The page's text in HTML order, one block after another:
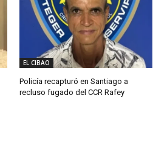
EL CIBAO
Policía recapturó en Santiago a
recluso fugado del CCR Rafey